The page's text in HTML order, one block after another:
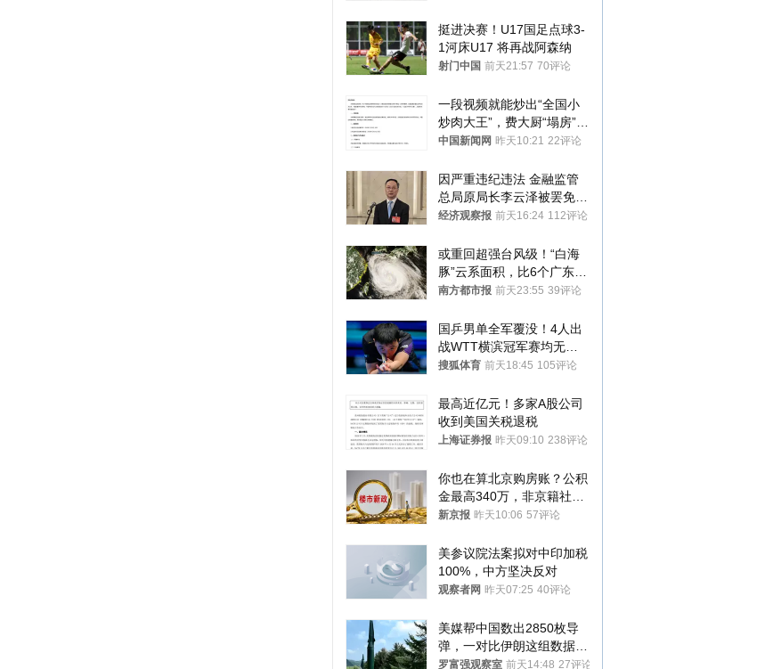
挺进决赛！U17国足点球3-
1河床U17 将再战阿森纳
射门中国 前天21:57 70评论
一段视频就能炒出“全国小
炒肉大王”，费大厨“塌房”了
吗？
中国新闻网 昨天10:21 22评论
因严重违纪违法 金融监管
总局原局长李云泽被罢免全
国人大代表
经济观察报 前天16:24 112评论
或重回超强台风级！“白海
豚”云系面积，比6个广东还
大！深圳官方：注意这件事
南方都市报 前天23:55 39评论
国乒男单全军覆没！4人出
战WTT横滨冠军赛均无缘
八强
搜狐体育 前天18:45 105评论
最高近亿元！多家A股公司
收到美国关税退税
上海证券报 昨天09:10 238评论
你也在算北京购房账？公积
金最高340万，非京籍社保
1年
新京报 昨天10:06 57评论
美参议院法案拟对中印加税
100%，中方坚决反对
观察者网 昨天07:25 40评论
美媒帮中国数出2850枚导
弹，一对比伊朗这组数据，
发现出大事了
罗富强观察室 前天14:48 27评论